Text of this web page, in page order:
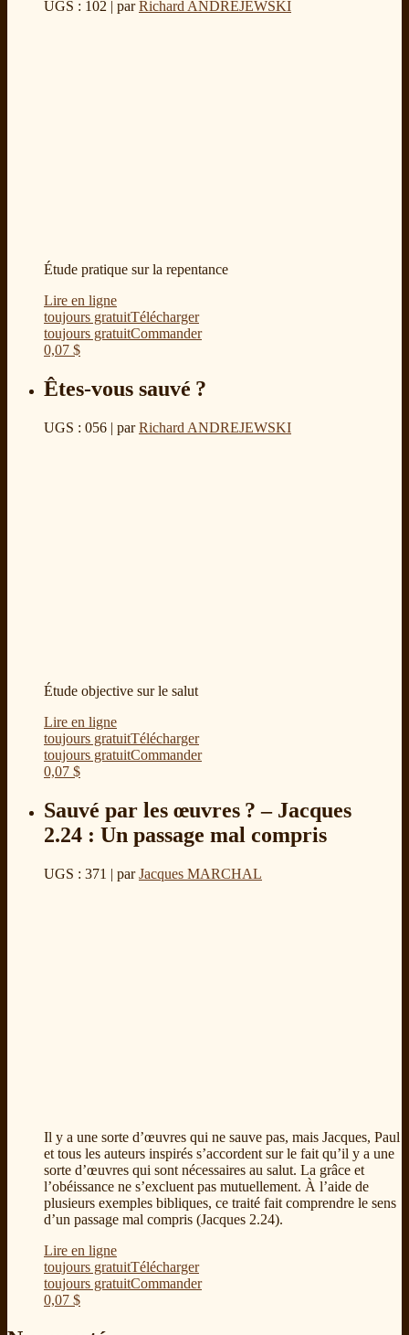
UGS : 102 | parRichard ANDREJEWSKI
Étude pratique sur la repentance
Lire en ligne
toujours gratuitTélécharger
toujours gratuitCommander
0,07 $
Êtes-vous sauvé ?
UGS : 056 | parRichard ANDREJEWSKI
Étude objective sur le salut
Lire en ligne
toujours gratuitTélécharger
toujours gratuitCommander
0,07 $
Sauvé par les œuvres ? – Jacques
2.24 : Un passage mal compris
UGS : 371 | parJacques MARCHAL
Il y a une sorte d’œuvres qui ne sauve pas, mais Jacques, Paul
et tous les auteurs inspirés s’accordent sur le fait qu’il y a une
sorte d’œuvres qui sont nécessaires au salut. La grâce et
l’obéissance ne s’excluent pas mutuellement. À l’aide de
plusieurs exemples bibliques, ce traité fait comprendre le sens
d’un passage mal compris (Jacques 2.24).
Lire en ligne
toujours gratuitTélécharger
toujours gratuitCommander
0,07 $